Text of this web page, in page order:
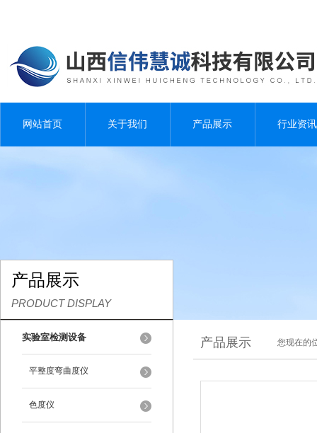
网站首页 关于我们 产品展示 行业资讯
产品展示
PRODUCT DISPLAY
实验室检测设备
平整度弯曲度仪
色度仪
产品展示 您现在的